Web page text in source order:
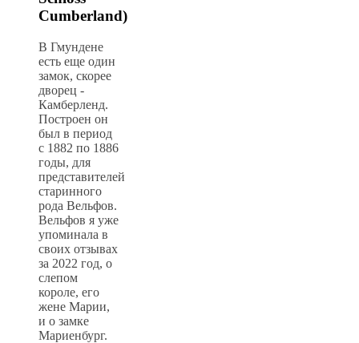
Cumberland)
В Гмундене
есть еще один
замок, скорее
дворец -
Камберленд.
Построен он
был в период
с 1882 по 1886
годы, для
представителей
старинного
рода Вельфов.
Вельфов я уже
упоминала в
своих отзывах
за 2022 год, о
слепом
короле, его
жене Марии,
и о замке
Мариенбург.